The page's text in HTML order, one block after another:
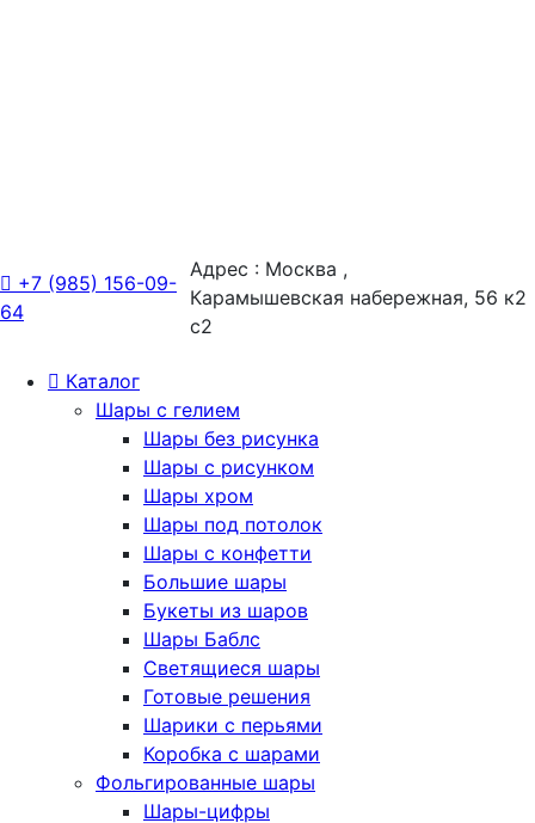
+7 (985) 156-09-
64
Адрес : Москва ,
Карамышевская набережная, 56 к2
с2
Каталог
Шары с гелием
Шары без рисунка
Шары с рисунком
Шары хром
Шары под потолок
Шары с конфетти
Большие шары
Букеты из шаров
Шары Баблс
Светящиеся шары
Готовые решения
Шарики с перьями
Коробка с шарами
Фольгированные шары
Шары-цифры